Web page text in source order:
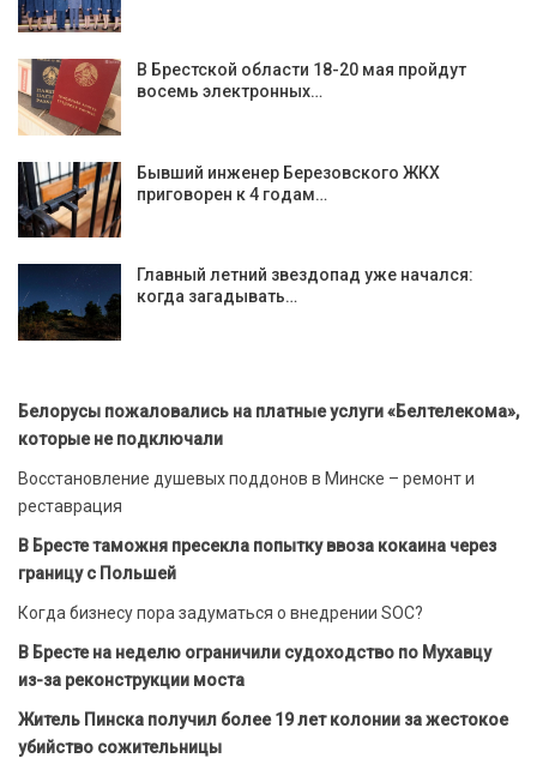
В Брестской области 18-20 мая пройдут
восемь электронных…
Бывший инженер Березовского ЖКХ
приговорен к 4 годам…
Главный летний звездопад уже начался:
когда загадывать…
Белорусы пожаловались на платные услуги «Белтелекома»,
которые не подключали
Восстановление душевых поддонов в Минске – ремонт и
реставрация
В Бресте таможня пресекла попытку ввоза кокаина через
границу с Польшей
Когда бизнесу пора задуматься о внедрении SOC?
В Бресте на неделю ограничили судоходство по Мухавцу
из-за реконструкции моста
Житель Пинска получил более 19 лет колонии за жестокое
убийство сожительницы